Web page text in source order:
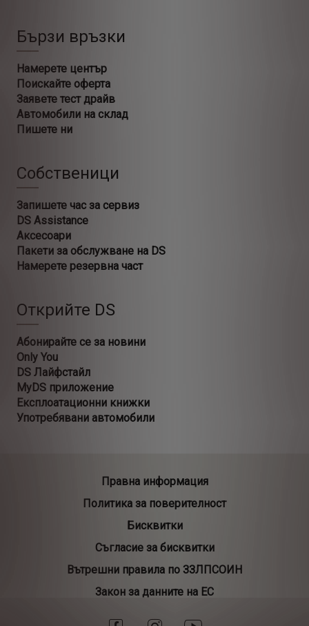
Бързи връзки
Намерете център
Поискайте оферта
Заявете тест драйв
Автомобили на склад
Пишете ни
Собственици
Запишете час за сервиз
DS Assistance
Аксесоари
Пакети за обслужване на DS
Намерете резервна част
Открийте DS
Абонирайте се за новини
Only You
DS Лайфстайл
MyDS приложение
Експлоатационни книжки
Употребявани автомобили
Правна информация
Политика за поверителност
Бисквитки
Съгласие за бисквитки
Вътрешни правила по ЗЗЛПСОИН
Закон за данните на ЕС